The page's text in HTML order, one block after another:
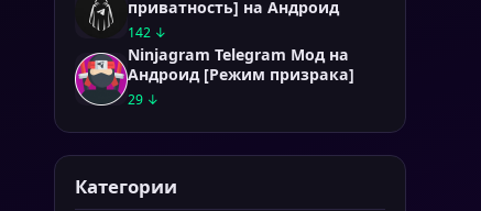
приватность] на Андроид
142 ↓
Ninjagram Telegram Мод на
Андроид [Режим призрака]
29 ↓
Категории